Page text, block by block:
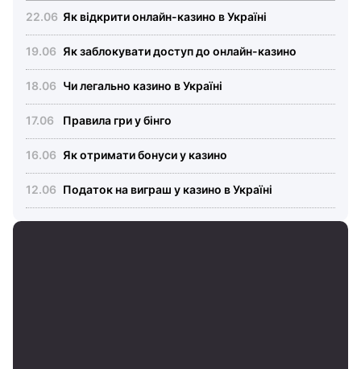
Як відкрити онлайн-казино в Україні
Як заблокувати доступ до онлайн-казино
Чи легально казино в Україні
Правила гри у бінго
Як отримати бонуси у казино
Податок на виграш у казино в Україні